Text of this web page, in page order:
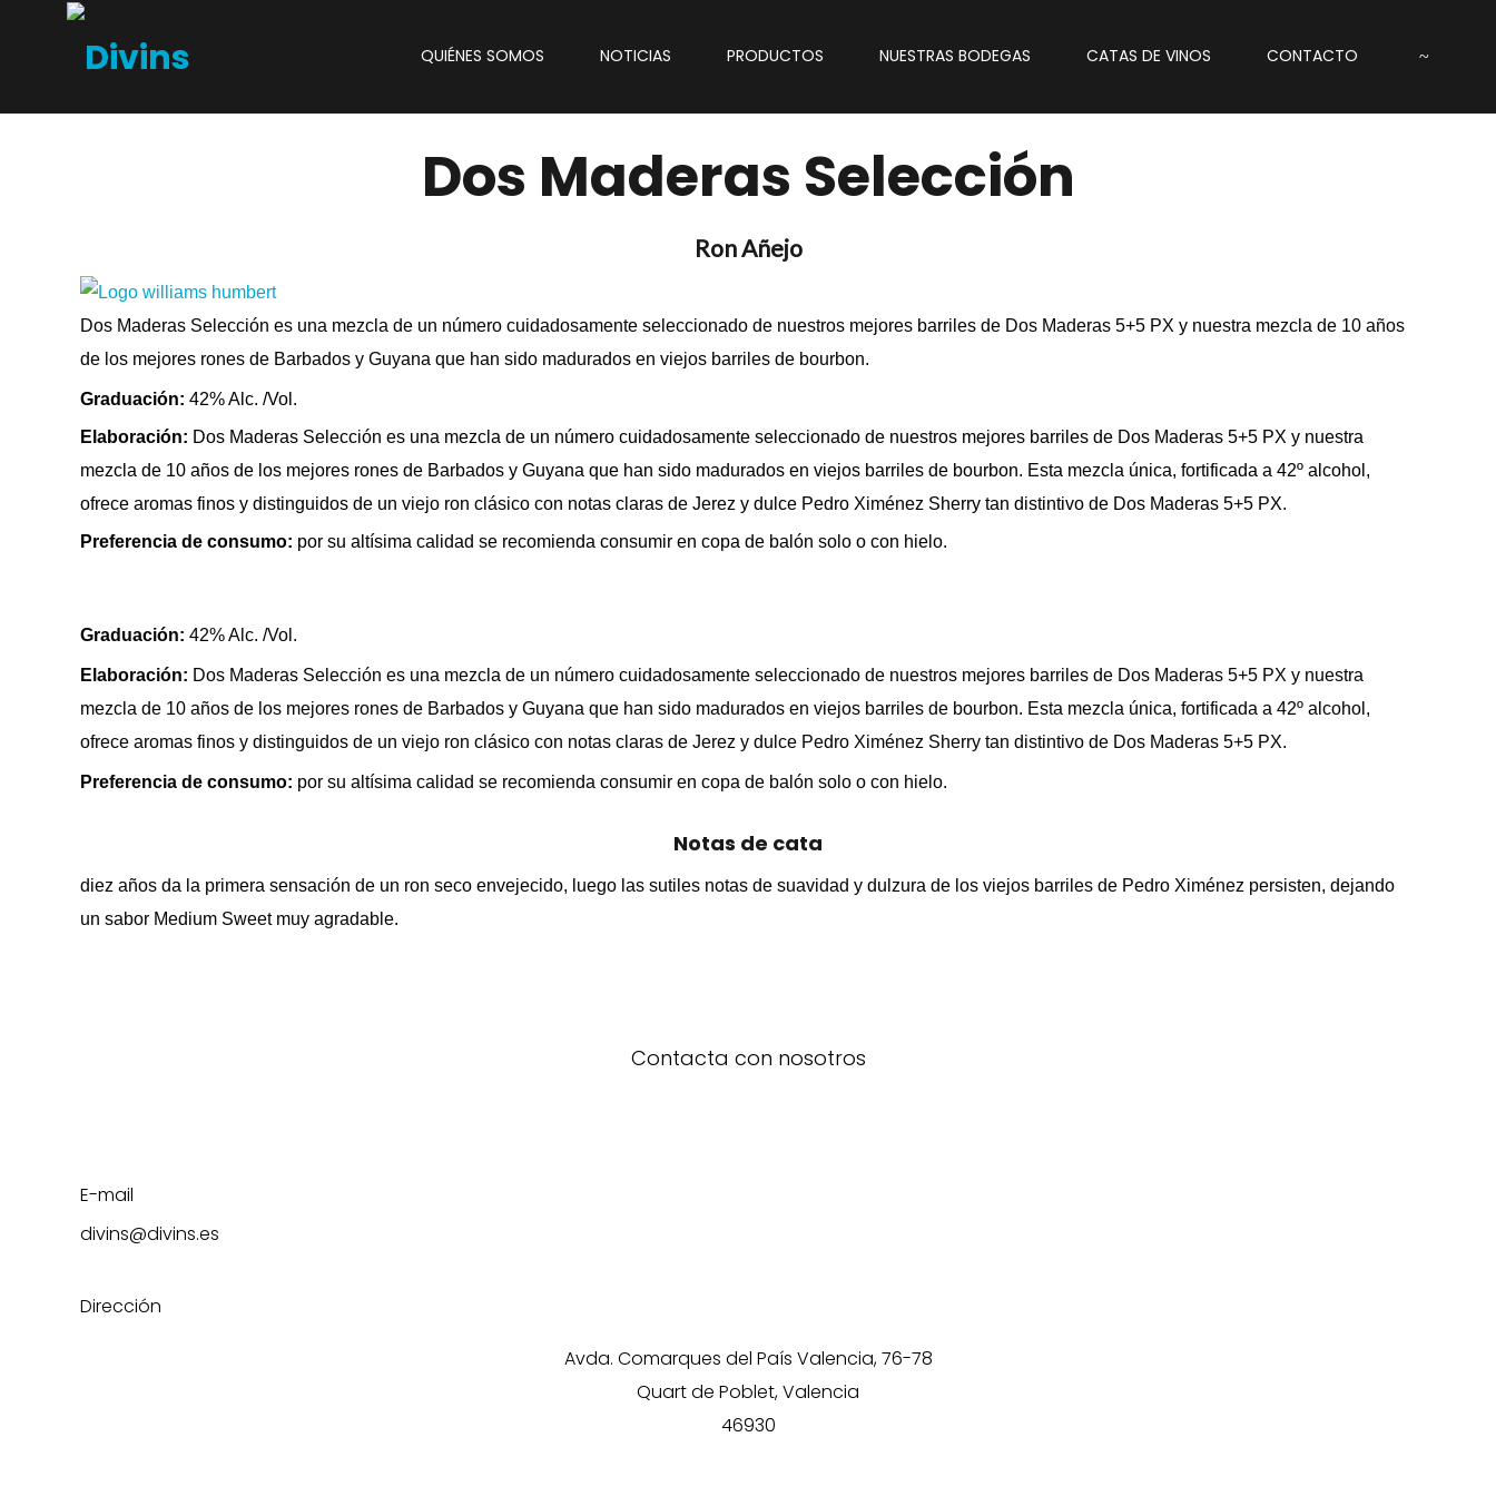
QUIÉNES SOMOS NOTICIAS PRODUCTOS NUESTRAS BODEGAS CATAS DE VINOS CONTACTO
Dos Maderas Selección
Ron Añejo
Dos Maderas Selección es una mezcla de un número cuidadosamente seleccionado de nuestros mejores barriles de Dos Maderas 5+5 PX y nuestra mezcla de 10 años
de los mejores rones de Barbados y Guyana que han sido madurados en viejos barriles de bourbon.
Graduación: 42% Alc. /Vol.
Elaboración: Dos Maderas Selección es una mezcla de un número cuidadosamente seleccionado de nuestros mejores barriles de Dos Maderas 5+5 PX y nuestra
mezcla de 10 años de los mejores rones de Barbados y Guyana que han sido madurados en viejos barriles de bourbon. Esta mezcla única, fortificada a 42º alcohol,
ofrece aromas finos y distinguidos de un viejo ron clásico con notas claras de Jerez y dulce Pedro Ximénez Sherry tan distintivo de Dos Maderas 5+5 PX.
Preferencia de consumo: por su altísima calidad se recomienda consumir en copa de balón solo o con hielo.
Graduación: 42% Alc. /Vol.
Elaboración: Dos Maderas Selección es una mezcla de un número cuidadosamente seleccionado de nuestros mejores barriles de Dos Maderas 5+5 PX y nuestra
mezcla de 10 años de los mejores rones de Barbados y Guyana que han sido madurados en viejos barriles de bourbon. Esta mezcla única, fortificada a 42º alcohol,
ofrece aromas finos y distinguidos de un viejo ron clásico con notas claras de Jerez y dulce Pedro Ximénez Sherry tan distintivo de Dos Maderas 5+5 PX.
Preferencia de consumo: por su altísima calidad se recomienda consumir en copa de balón solo o con hielo.
Notas de cata
diez años da la primera sensación de un ron seco envejecido, luego las sutiles notas de suavidad y dulzura de los viejos barriles de Pedro Ximénez persisten, dejando
un sabor Medium Sweet muy agradable.
Contacta con nosotros
E-mail
divins@divins.es
Dirección
Avda. Comarques del País Valencia, 76-78
Quart de Poblet, Valencia
46930